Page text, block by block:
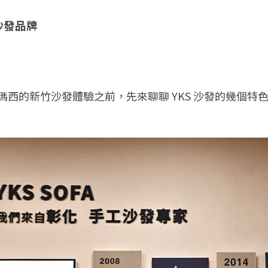
發品牌
西的新竹沙發體驗之前，先來聊聊 YKS 沙發的幾個特